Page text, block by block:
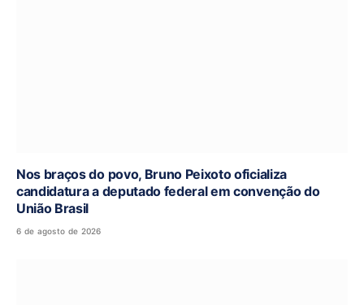
Nos braços do povo, Bruno Peixoto oficializa
candidatura a deputado federal em convenção do
União Brasil
6 de agosto de 2026